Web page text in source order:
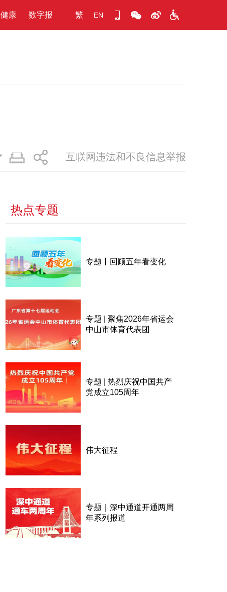
健康 数字报 繁 EN
互联网违法和不良信息举报
热点专题
专题丨回顾五年看变化
专题 | 聚焦2026年省运会
中山市体育代表团
专题 | 热烈庆祝中国共产
党成立105周年
伟大征程
专题｜深中通道开通两周
年系列报道